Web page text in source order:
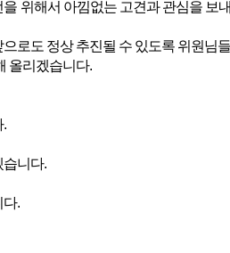
위해서 아낌없는 고견과 관심을 보
로도 정상 추진될 수 있도록 위원님
올리겠습니다.
.
습니다.
다.